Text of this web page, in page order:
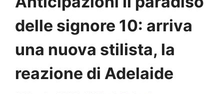
delle signore 10: arriva
una nuova stilista, la
reazione di Adelaide